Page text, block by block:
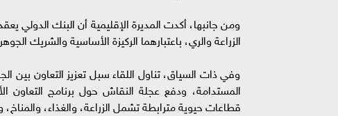
ومن جانبها، أكدت المديرة الإقليمية أن البنك الدولي
الزراعة والري، باعتبارهما الركيزة الأساسية والشريك
وفي ذات السياق، تناول اللقاء سبل تعزيز التعاون بين
المستدامة، ودفع عجلة النقاش حول برنامج التعاون
قطاعات حيوية مترابطة تشمل الزراعة، والغذاء، والمناخ،